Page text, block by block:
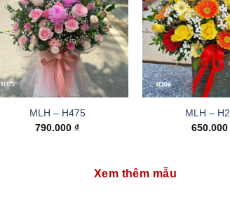
MLH – H475
790.000₫
MLH –
650.000
Xem thêm mẫu